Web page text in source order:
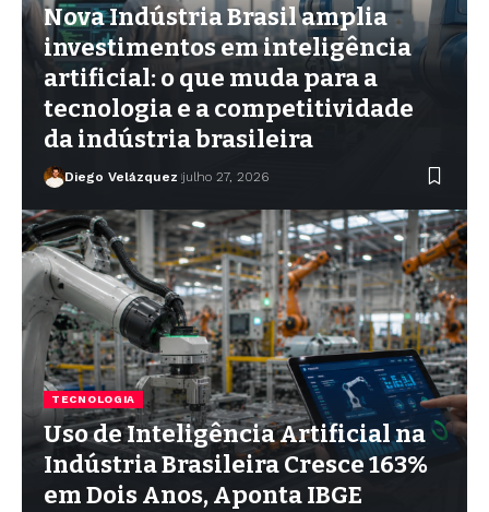
Nova Indústria Brasil amplia
investimentos em inteligência
artificial: o que muda para a
tecnologia e a competitividade
da indústria brasileira
Diego Velázquez julho 27, 2026
TECNOLOGIA
Uso de Inteligência Artificial na
Indústria Brasileira Cresce 163%
em Dois Anos, Aponta IBGE